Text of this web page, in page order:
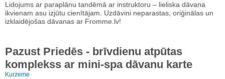
Lidojums ar paraplānu tandēmā ar instruktoru – lieliska dāvana
ikvienam asu izjūtu cienītājam. Uzdāvini neparastas, oriģinālas un
izklaidējošas dāvanas ar Fromme.lv!
Pazust Priedēs - brīvdienu atpūtas
komplekss ar mini-spa dāvanu karte
Kurzeme